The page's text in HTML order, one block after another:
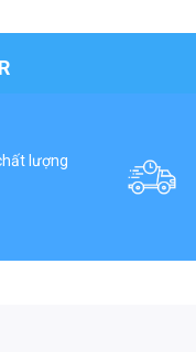
lượng